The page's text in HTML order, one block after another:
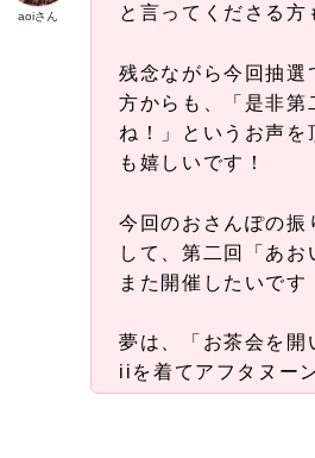
aoiさん
と言ってくださる方
残念ながら今回抽選
方からも、「是非第
ね！」というお声を
も嬉しいです！
今回のおさんぽの振
して、第二回「あお
また開催したいです
夢は、「お茶会を
iiを着てアフタヌー